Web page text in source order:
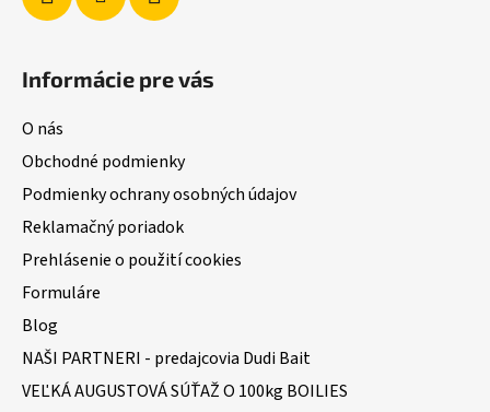
Informácie pre vás
O nás
Obchodné podmienky
Podmienky ochrany osobných údajov
Reklamačný poriadok
Prehlásenie o použití cookies
Formuláre
Blog
NAŠI PARTNERI - predajcovia Dudi Bait
VEĽKÁ AUGUSTOVÁ SÚŤAŽ O 100kg BOILIES